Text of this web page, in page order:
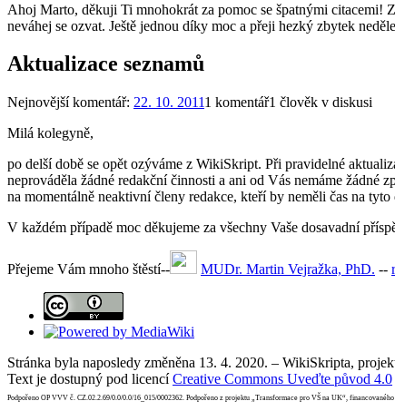
Ahoj Marto, děkuji Ti mnohokrát za pomoc se špatnými citacemi!
neváhej se ozvat. Ještě jednou díky moc a přeji hezký zbytek
Aktualizace seznamů
Nejnovější komentář: 22. 10. 20111 komentář1 člověk v diskusi
Milá kolegyně,
po delší době se opět ozýváme z WikiSkript. Při pravidelné
neprováděla žádné redakční činnosti a ani od Vás nemáme žádné
na momentálně neaktivní členy redakce, kteří by neměli čas na
V každém případě moc děkujeme za všechny Vaše dosavadní
Přejeme Vám mnoho štěstí-- MUDr. Martin Vejražka, PhD. --
Stránka byla naposledy změněna 13. 4. 2020. – WikiSkripta,
Text je dostupný pod licencíCreative Commons Uveďte původ 4.0
Podpořeno OP VVV č. CZ.02.2.69/0.0/0.0/16_015/0002362. Podpořeno z projektu „Transformace pro VŠ na UK“,